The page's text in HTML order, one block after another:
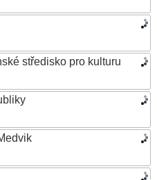
středisko pro kulturu